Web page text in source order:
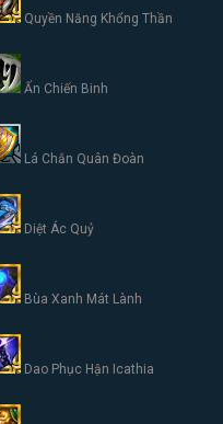
Quyền Năng Khổng Thần
Ấn Chiến Binh
Lá Chắn Quân Đoàn
Diệt Ác Quỷ
Bùa Xanh Mát Lành
Dao Phục Hận Icathia